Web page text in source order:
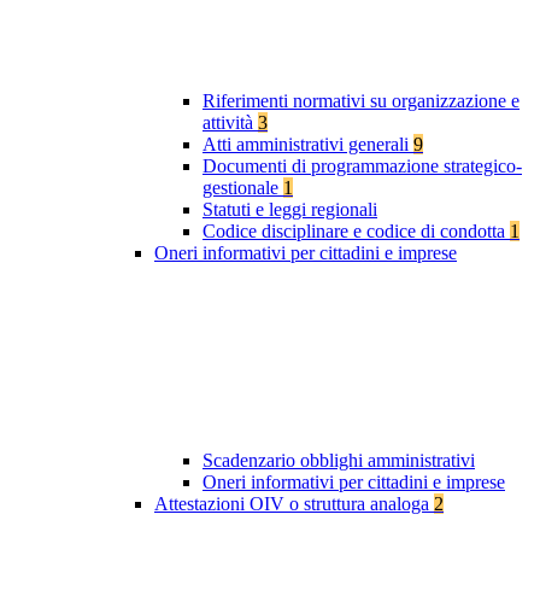
Riferimenti normativi su organizzazione e
attività 3
Atti amministrativi generali 9
Documenti di programmazione strategico-
gestionale 1
Statuti e leggi regionali
Codice disciplinare e codice di condotta 1
Oneri informativi per cittadini e imprese
Scadenzario obblighi amministrativi
Oneri informativi per cittadini e imprese
Attestazioni OIV o struttura analoga 2